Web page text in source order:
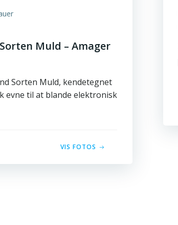
Sorten Muld – Amager
Sorten Muld, kendetegnet
evne til at blande elektronisk
VIS FOTOS